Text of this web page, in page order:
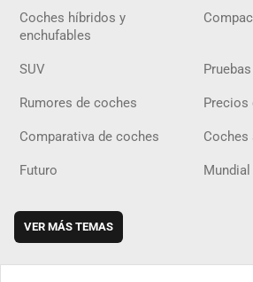
Coches híbridos y
enchufables
SUV
Rumores de coches Precios
Comparativa de coches
Futuro
VER MÁS TEMAS